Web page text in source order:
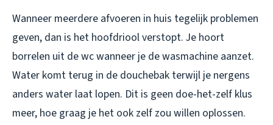
Wanneer meerdere afvoeren in huis tegelijk problemen
geven, dan is het hoofdriool verstopt. Je hoort
borrelen uit de wc wanneer je de wasmachine aanzet.
Water komt terug in de douchebak terwijl je nergens
anders water laat lopen. Dit is geen doe-het-zelf klus
meer, hoe graag je het ook zelf zou willen oplossen.